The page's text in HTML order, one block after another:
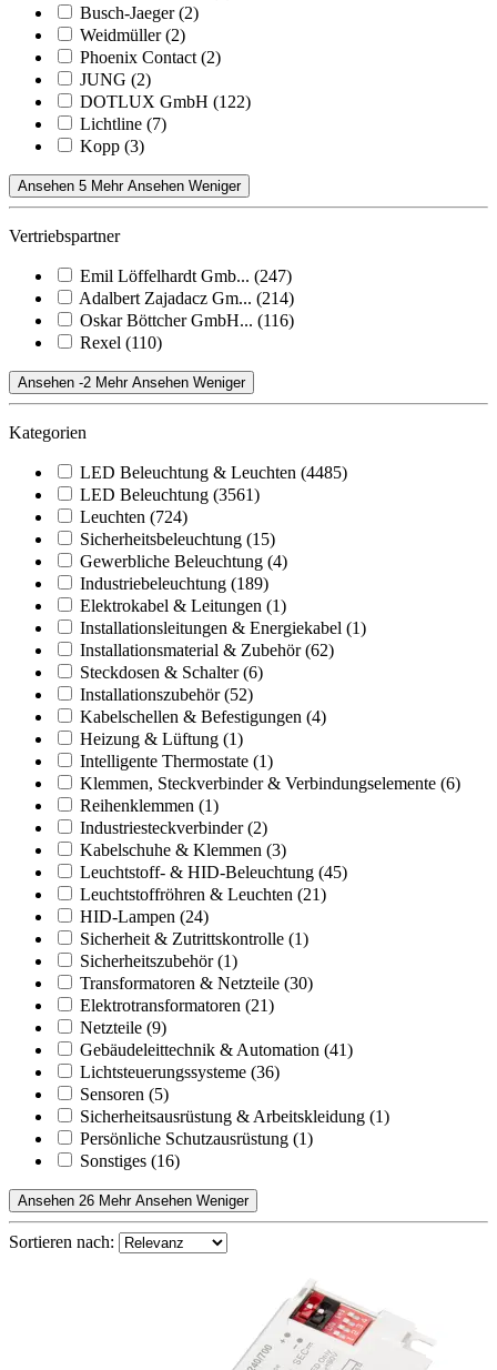
Busch-Jaeger (2)
Weidmüller (2)
Phoenix Contact (2)
JUNG (2)
DOTLUX GmbH (122)
Lichtline (7)
Kopp (3)
Ansehen 5 Mehr Ansehen Weniger
Vertriebspartner
Emil Löffelhardt Gmb... (247)
Adalbert Zajadacz Gm... (214)
Oskar Böttcher GmbH... (116)
Rexel (110)
Ansehen -2 Mehr Ansehen Weniger
Kategorien
LED Beleuchtung & Leuchten (4485)
LED Beleuchtung (3561)
Leuchten (724)
Sicherheitsbeleuchtung (15)
Gewerbliche Beleuchtung (4)
Industriebeleuchtung (189)
Elektrokabel & Leitungen (1)
Installationsleitungen & Energiekabel (1)
Installationsmaterial & Zubehör (62)
Steckdosen & Schalter (6)
Installationszubehör (52)
Kabelschellen & Befestigungen (4)
Heizung & Lüftung (1)
Intelligente Thermostate (1)
Klemmen, Steckverbinder & Verbindungselemente (6)
Reihenklemmen (1)
Industriesteckverbinder (2)
Kabelschuhe & Klemmen (3)
Leuchtstoff- & HID-Beleuchtung (45)
Leuchtstoffröhren & Leuchten (21)
HID-Lampen (24)
Sicherheit & Zutrittskontrolle (1)
Sicherheitszubehör (1)
Transformatoren & Netzteile (30)
Elektrotransformatoren (21)
Netzteile (9)
Gebäudeleittechnik & Automation (41)
Lichtsteuerungssysteme (36)
Sensoren (5)
Sicherheitsausrüstung & Arbeitskleidung (1)
Persönliche Schutzausrüstung (1)
Sonstiges (16)
Ansehen 26 Mehr Ansehen Weniger
Sortieren nach: